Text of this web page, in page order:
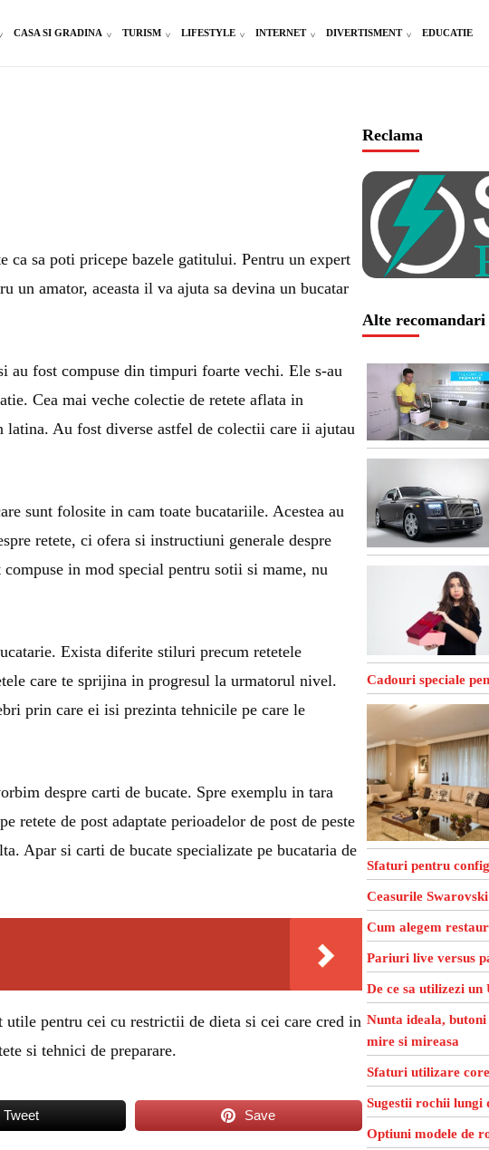
CASA SI GRADINA TURISM LIFESTYLE INTERNET DIVERTISMENT EDUCATIE
ca sa poti pricepe bazele gatitului. Pentru un expert
un amator, aceasta il va ajuta sa devina un bucatar
au fost compuse din timpuri foarte vechi. Ele s-au
Cea mai veche colectie de retete aflata in
latina. Au fost diverse astfel de colectii care ii ajutau
sunt folosite in cam toate bucatariile. Acestea au
retete, ci ofera si instructiuni generale despre
in mod special pentru sotii si mame, nu
Exista diferite stiluri precum retetele
care te sprijina in progresul la urmatorul nivel.
prin care ei isi prezinta tehnicile pe care le
despre carti de bucate. Spre exemplu in tara
retete de post adaptate perioadelor de post de peste
Apar si carti de bucate specializate pe bucataria de
utile pentru cei cu restrictii de dieta si cei care cred in
si tehnici de preparare.
Tweet Save
Reclama
Alte recomandari
Cadouri speciale
Sfaturi pentru
Ceasurile
Cum alegem
Pariuri live versus
De ce sa utilizezi
Nunta ideala,
mire si mireasa
Sfaturi utilizare
Sugestii rochii lungi
Optiuni modele de